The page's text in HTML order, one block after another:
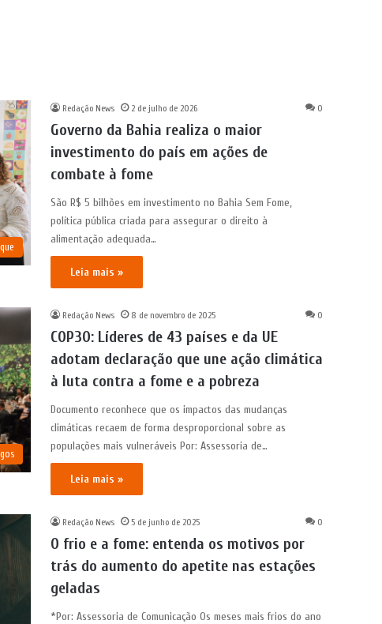
Redação News 2 de julho de 2026 0
Governo da Bahia realiza o maior
investimento do país em ações de
combate à fome
São R$ 5 bilhões em investimento no Bahia Sem Fome,
política pública criada para assegurar o direito à
alimentação adequada…
Leia mais »
Redação News 8 de novembro de 2025 0
COP30: Líderes de 43 países e da UE
adotam declaração que une ação climática
à luta contra a fome e a pobreza
Documento reconhece que os impactos das mudanças
climáticas recaem de forma desproporcional sobre as
populações mais vulneráveis Por: Assessoria de…
Leia mais »
Redação News 5 de junho de 2025 0
O frio e a fome: entenda os motivos por
trás do aumento do apetite nas estações
geladas
*Por: Assessoria de Comunicação Os meses mais frios do ano